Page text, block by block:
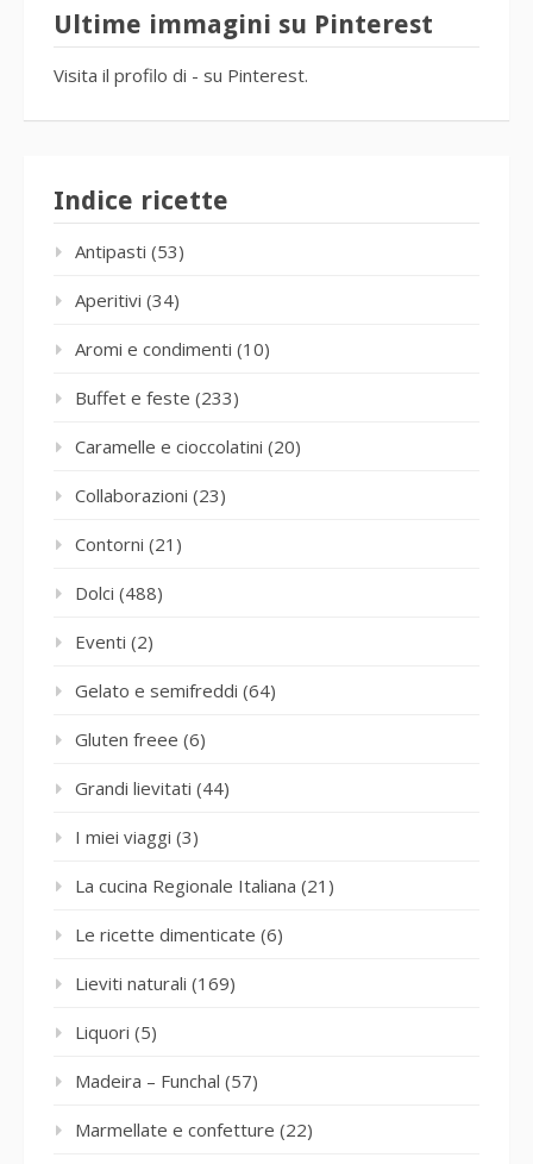
Ultime immagini su Pinterest
Visita il profilo di - su Pinterest.
Indice ricette
Antipasti (53)
Aperitivi (34)
Aromi e condimenti (10)
Buffet e feste (233)
Caramelle e cioccolatini (20)
Collaborazioni (23)
Contorni (21)
Dolci (488)
Eventi (2)
Gelato e semifreddi (64)
Gluten freee (6)
Grandi lievitati (44)
I miei viaggi (3)
La cucina Regionale Italiana (21)
Le ricette dimenticate (6)
Lieviti naturali (169)
Liquori (5)
Madeira – Funchal (57)
Marmellate e confetture (22)